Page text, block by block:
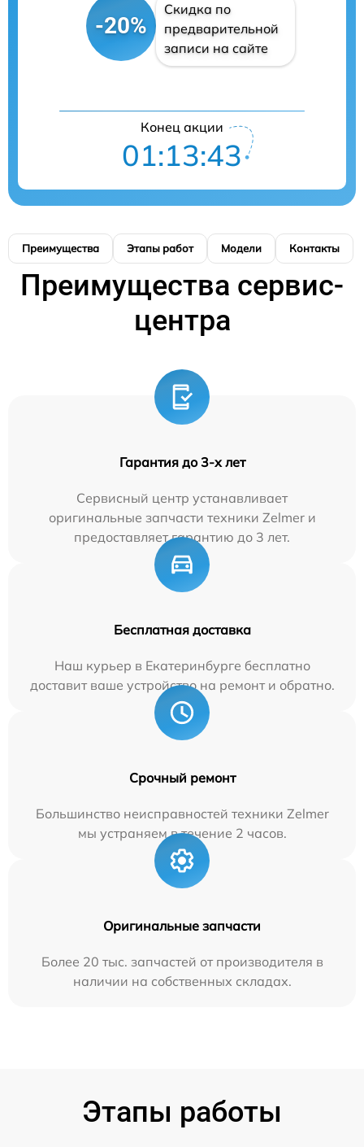
-20%
Скидка по
предварительной
записи на сайте
Конец акции
01:13:42
Преимущества Этапы работ Модели Контакты
Преимущества сервис-
центра
Гарантия до 3-х лет
Сервисный центр устанавливает
оригинальные запчасти техники Zelmer и
предоставляет гарантию до 3 лет.
Бесплатная доставка
Наш курьер в Екатеринбурге бесплатно
доставит ваше устройство на ремонт и обратно.
Срочный ремонт
Большинство неисправностей техники Zelmer
мы устраняем в течение 2 часов.
Оригинальные запчасти
Более 20 тыс. запчастей от производителя в
наличии на собственных складах.
Этапы работы